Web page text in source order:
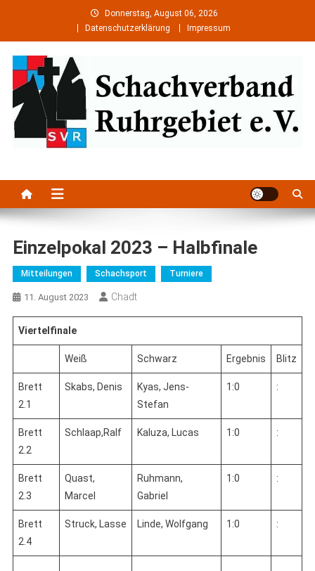
content
Donnerstag, August 06, 2026
Datenschutzerklärung
Impressum
Einzelpokal 2023 – Halbfinale
Mitteilungen Schachsport Turniere
11. August 2023 Chadt
Viertelfinale
Weiß Schwarz Ergebnis Blitz
Brett
2.1
Skabs, Denis
Kyas, Jens-
Stefan
1:0 :
Brett
2.2
Schlaap,Ralf Kaluza, Lucas 1:0 :
Brett
2.3
Quast,
Marcel
Ruhmann,
Gabriel
1:0 :
Brett
2.4
Struck, Lasse Linde, Wolfgang 1:0 :